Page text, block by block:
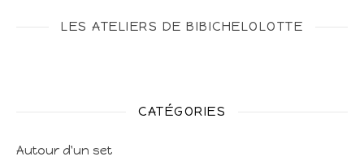
LES ATELIERS DE BIBICHELOLOTTE
CATÉGORIES
Autour d'un set